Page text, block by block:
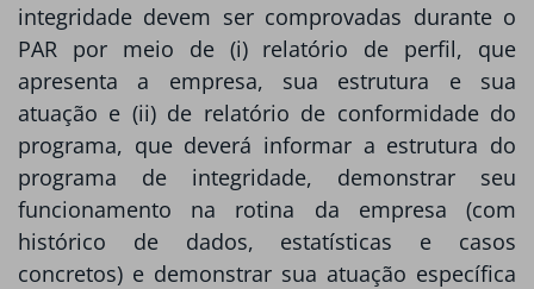
integridade devem ser comprovadas durante o
PAR por meio de (i) relatório de perfil, que
apresenta a empresa, sua estrutura e sua
atuação e (ii) de relatório de conformidade do
programa, que deverá informar a estrutura do
programa de integridade, demonstrar seu
funcionamento na rotina da empresa (com
histórico de dados, estatísticas e casos
concretos) e demonstrar sua atuação específica